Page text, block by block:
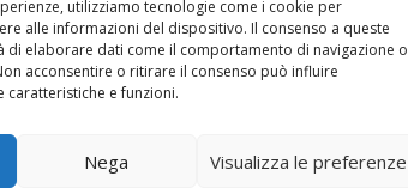
utilizziamo tecnologie come i cookie per
alle informazioni del dispositivo. Il consenso a queste
di elaborare dati come il comportamento di navigazione o
acconsentire o ritirare il consenso può influire
caratteristiche e funzioni.
Nega Visualizza le preferenze